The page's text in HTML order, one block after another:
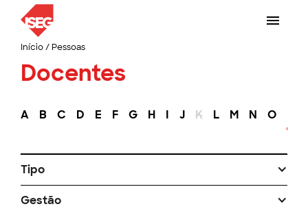
Início/ Pessoas
Docentes
A B C D E F G H I J K L M N O
Tipo
Gestão